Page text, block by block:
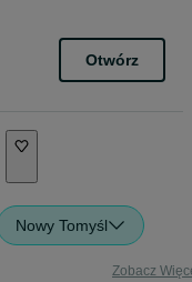
Otwórz
Nowy Tomyśl
Zobacz